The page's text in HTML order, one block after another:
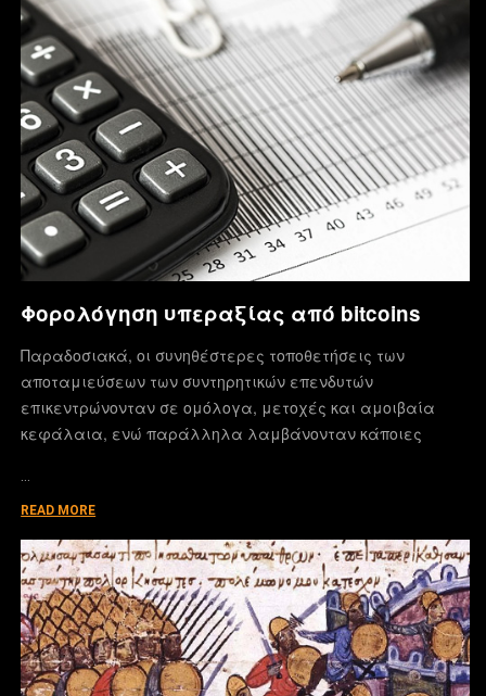
Φορολόγηση υπεραξίας από bitcoins
Παραδοσιακά, οι συνηθέστερες τοποθετήσεις των
αποταμιεύσεων των συντηρητικών επενδυτών
επικεντρώνονταν σε ομόλογα, μετοχές και αμοιβαία
κεφάλαια, ενώ παράλληλα λαμβάνονταν κάποιες
…
READ MORE